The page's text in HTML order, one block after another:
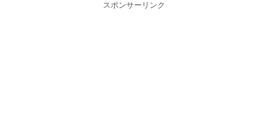
スポンサーリンク